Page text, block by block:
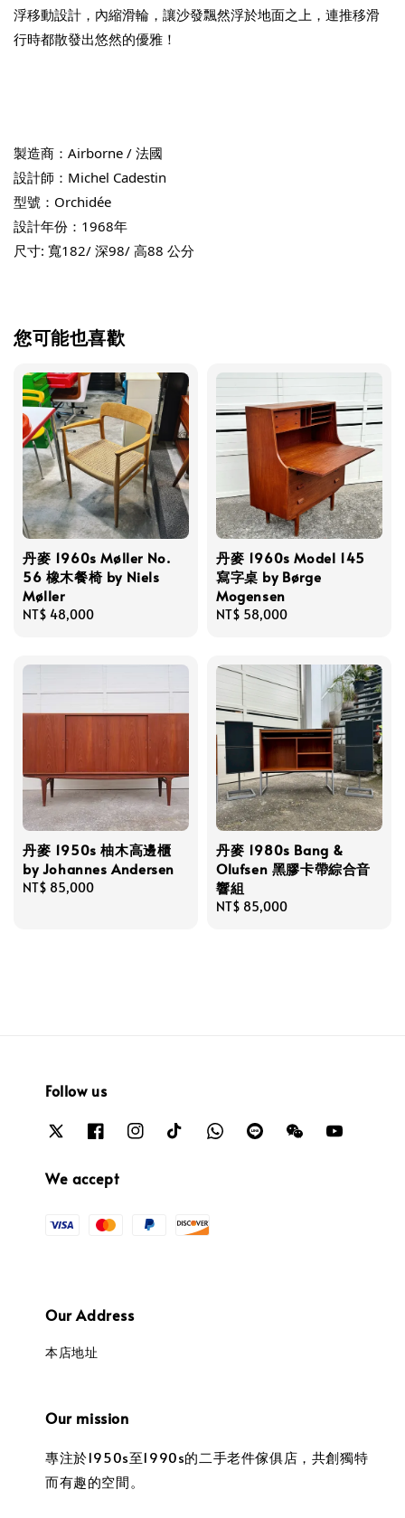
浮移動設計，內縮滑輪，讓沙發飄然浮於地面之上，連推移滑
行時都散發出悠然的優雅！
製造商：Airborne / 法國
設計師：Michel Cadestin
型號：Orchidée
設計年份：1968年
尺寸: 寬182/ 深98/ 高88 公分
您可能也喜歡
丹麥 1960s Møller No.
56 橡木餐椅 by Niels
Møller
Regular
NT$ 48,000
丹麥 1960s Model 145
寫字桌 by Børge
Mogensen
Regular
NT$ 58,000
丹麥 1950s 柚木高邊櫃
by Johannes Andersen
Regular
NT$ 85,000
丹麥 1980s Bang &
Olufsen 黑膠卡帶綜合音
響組
Regular
NT$ 85,000
Follow us
We accept
Our Address
本店地址
Our mission
專注於1950s至1990s的二手老件傢俱店，共創獨特
而有趣的空間。